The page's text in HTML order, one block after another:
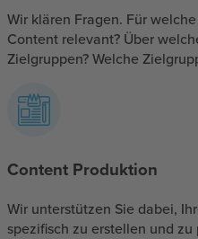
Wir klären Fragen. Für
Content relevant? Über
Zielgruppen? Welche
Content Produktion
Wir unterstützen Sie dabei,
spezifisch zu erstellen und